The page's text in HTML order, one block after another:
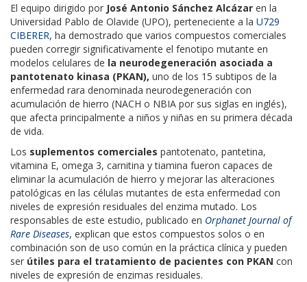
El equipo dirigido por José Antonio Sánchez Alcázar en la
Universidad Pablo de Olavide (UPO), perteneciente a la U729
CIBERER, ha demostrado que varios compuestos comerciales
pueden corregir significativamente el fenotipo mutante en
modelos celulares de la neurodegeneración asociada a
pantotenato kinasa (PKAN), uno de los 15 subtipos de la
enfermedad rara denominada neurodegeneración con
acumulación de hierro (NACH o NBIA por sus siglas en inglés),
que afecta principalmente a niños y niñas en su primera década
de vida.
Los suplementos comerciales pantotenato, pantetina,
vitamina E, omega 3, carnitina y tiamina fueron capaces de
eliminar la acumulación de hierro y mejorar las alteraciones
patológicas en las células mutantes de esta enfermedad con
niveles de expresión residuales del enzima mutado. Los
responsables de este estudio, publicado en Orphanet Journal of
Rare Diseases, explican que estos compuestos solos o en
combinación son de uso común en la práctica clínica y pueden
ser útiles para el tratamiento de pacientes con PKAN con
niveles de expresión de enzimas residuales.